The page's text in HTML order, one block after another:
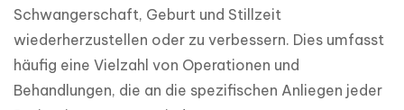
Schwangerschaft, Geburt und Stillzeit
wiederherzustellen oder zu verbessern. Dies umfasst
häufig eine Vielzahl von Operationen und
Behandlungen, die an die spezifischen Anliegen jeder